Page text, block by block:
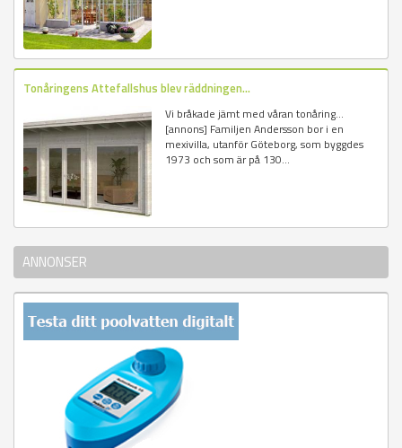
Tonåringens Attefallshus blev räddningen...
Vi bråkade jämt med våran tonåring...
[annons] Familjen Andersson bor i en
mexivilla, utanför Göteborg, som byggdes
1973 och som är på 130...
ANNONSER